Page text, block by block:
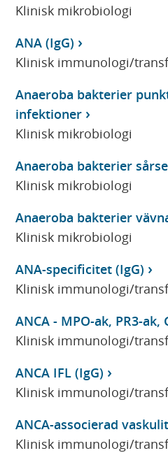
Klinisk mikrobiologi
ANA (IgG)
Klinisk immunologi/
Anaeroba bakterier
infektioner
Klinisk mikrobiologi
Anaeroba bakterier
Klinisk mikrobiologi
Anaeroba bakterier
Klinisk mikrobiologi
ANA-specificitet (IgG)
Klinisk immunologi/
ANCA - MPO-ak, PR3-ak,
Klinisk immunologi/
ANCA IFL (IgG)
Klinisk immunologi/
ANCA-associerad vaskulit
Klinisk immunologi/